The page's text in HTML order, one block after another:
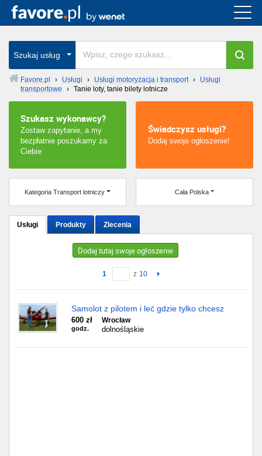
Szukaj usług
Favore.pl › Usługi › Usługi motoryzacja i transport ›
Usługi
transportowe
› Tanie loty, tanie bilety lotnicze
Szukasz wykonawcy?
Zostaw zapytanie, a my
bezpłatnie poszukamy za
Ciebie
Świadczysz usługi?
Dodaj swoje ogłoszenie!
Kategoria Transport lotniczy Cała Polska
Usługi Produkty Zlecenia
Dodaj tutaj swoje ogłoszenie
1 z 10
Samolot z pilotem i leć gdzie tylko chcesz
600 zł
godz.
Wrocław
dolnośląskie
Cała Polska
wszystkie w całym kraju
Wrocław
Kraków
Poznań
Łódź
Katowice
Chorzów